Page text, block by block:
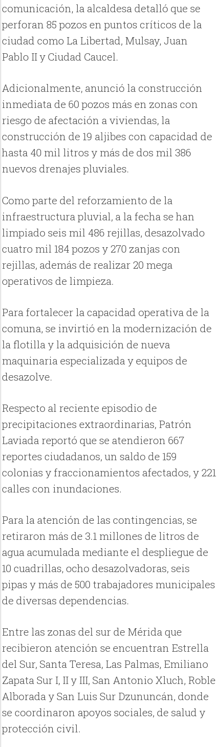
comunicación, la alcaldesa detalló que se
perforan 85 pozos en puntos críticos de la
ciudad como La Libertad, Mulsay, Juan
Pablo II y Ciudad Caucel.
Adicionalmente, anunció la construcción
inmediata de 60 pozos más en zonas con
riesgo de afectación a viviendas, la
construcción de 19 aljibes con capacidad de
hasta 40 mil litros y más de dos mil 386
nuevos drenajes pluviales.
Como parte del reforzamiento de la
infraestructura pluvial, a la fecha se han
limpiado seis mil 486 rejillas, desazolvado
cuatro mil 184 pozos y 270 zanjas con
rejillas, además de realizar 20 mega
operativos de limpieza.
Para fortalecer la capacidad operativa de la
comuna, se invirtió en la modernización de
la flotilla y la adquisición de nueva
maquinaria especializada y equipos de
desazolve.
Respecto al reciente episodio de
precipitaciones extraordinarias, Patrón
Laviada reportó que se atendieron 667
reportes ciudadanos, un saldo de 159
colonias y fraccionamientos afectados, y 221
calles con inundaciones.
Para la atención de las contingencias, se
retiraron más de 3.1 millones de litros de
agua acumulada mediante el despliegue de
10 cuadrillas, ocho desazolvadoras, seis
pipas y más de 500 trabajadores municipales
de diversas dependencias.
Entre las zonas del sur de Mérida que
recibieron atención se encuentran Estrella
del Sur, Santa Teresa, Las Palmas, Emiliano
Zapata Sur I, II y III, San Antonio Xluch, Roble
Alborada y San Luis Sur Dzununcán, donde
se coordinaron apoyos sociales, de salud y
protección civil.